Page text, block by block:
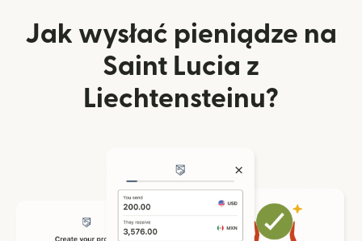
Jak wysłać pieniądze na
Saint Lucia z
Liechtensteinu?